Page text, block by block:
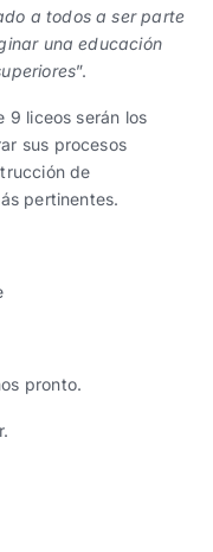
a todos a ser parte
una educación
”.
9 liceos serán los
sus procesos
de
pertinentes.
pronto.